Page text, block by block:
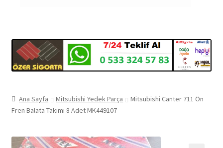
Ana Sayfa Mitsubishi Yedek Parça
Mitsubishi Canter 711 Ön
Fren Balata Takımı 8 Adet MK449107